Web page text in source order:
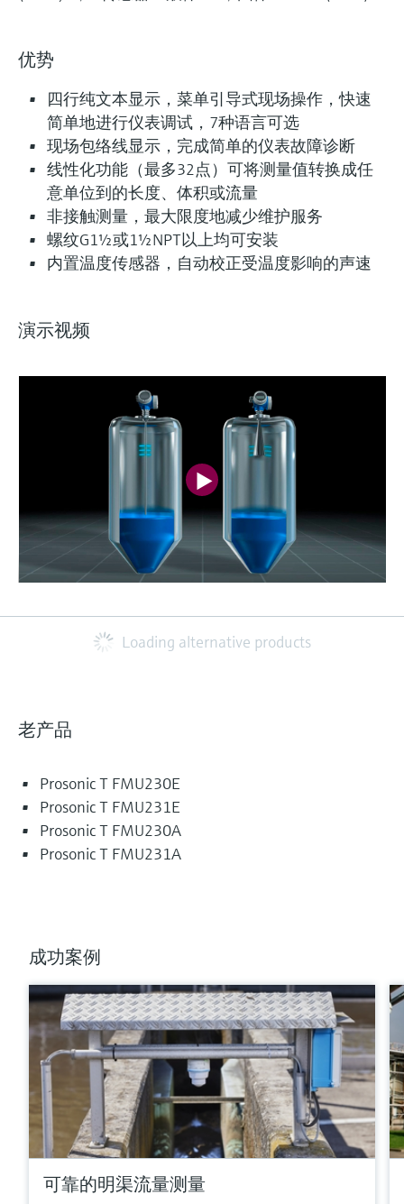
优势
四行纯文本显示，菜单引导式现场操作，快速
简单地进行仪表调试，7种语言可选
现场包络线显示，完成简单的仪表故障诊断
线性化功能（最多32点）可将测量值转换成任
意单位到的长度、体积或流量
非接触测量，最大限度地减少维护服务
螺纹G1½或1½NPT以上均可安装
内置温度传感器，自动校正受温度影响的声速
演示视频
Loading alternative products
老产品
Prosonic T FMU230E
Prosonic T FMU231E
Prosonic T FMU230A
Prosonic T FMU231A
成功案例
可靠的明渠流量测量